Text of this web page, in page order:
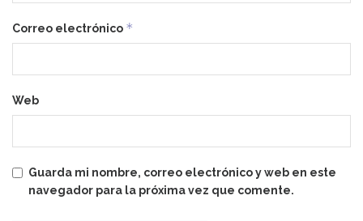
Correo electrónico *
Web
Guarda mi nombre, correo electrónico y web en este
navegador para la próxima vez que comente.